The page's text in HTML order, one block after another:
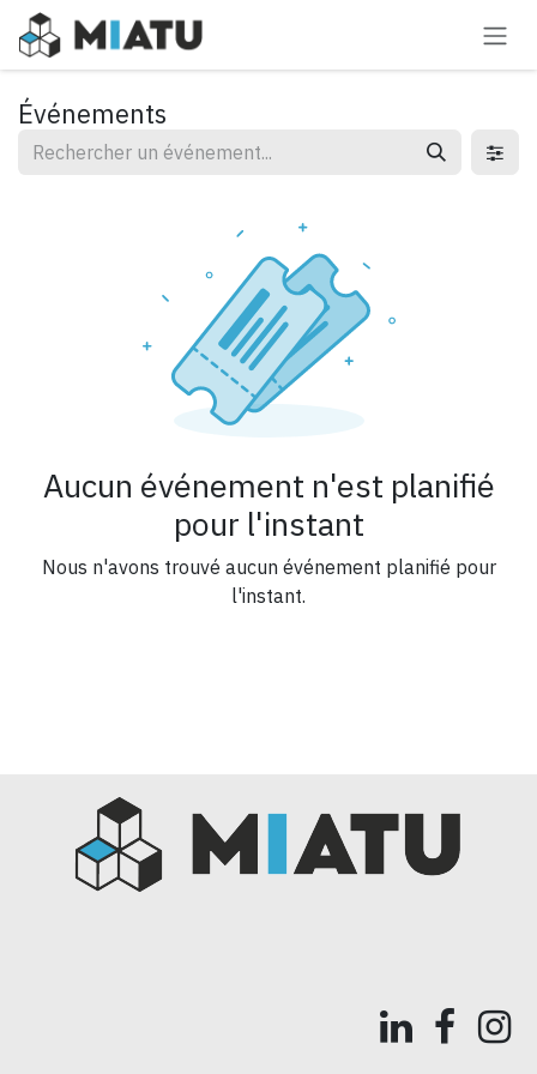
Se rendre au contenu
Événements
Aucun événement n'est planifié
pour l'instant
Nous n'avons trouvé aucun événement planifié pour
l'instant.